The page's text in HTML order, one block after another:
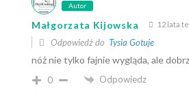
Autor
Małgorzata Kijowska 12 lata
Odpowiedź do Tysia Gotuje
nóż nie tylko fajnie wygląda, ale
0 Odpowiedz